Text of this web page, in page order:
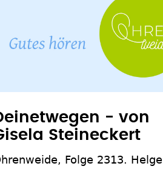
- von
Steineckert
Folge 2313. Helge